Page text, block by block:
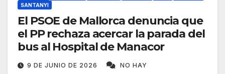
SANTANYI
El PSOE de Mallorca denuncia que
el PP rechaza acercar la parada del
bus al Hospital de Manacor
9 DE JUNIO DE 2026
NO HAY